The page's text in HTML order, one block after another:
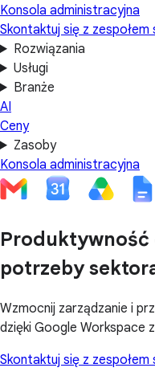
Konsola administracyjna
Skontaktuj się z zespołem
Rozwiązania
Usługi
Branże
AI
Ceny
Zasoby
Konsola administracyjna
Produktywność
potrzeby
Wzmocnij zarządzanie i
dzięki Google Workspace
Skontaktuj się z zespołem